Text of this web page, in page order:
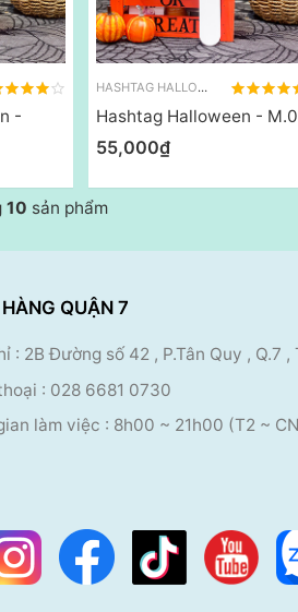
-
HASHTAG HALLOWEEN
Hashtag Halloween -
55,000₫
10 sản phẩm
QUẬN 7
: 2B Đường số 42 , P.Tân Quy , Q.7 ,
: 028 6681 0730
làm việc : 8h00 ~ 21h00 (T2 ~